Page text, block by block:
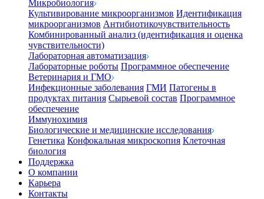
Микробиология
Культивирование микроорганизмов Идентификация
микроорганизмов Антибиотикочувствительность
Комбинированный анализ (идентификация и оценка
чувствительности)
Лабораторная автоматизация
Лабораторные роботы Программное обеспечение
Ветеринария и ГМО
Инфекционные заболевания ГМИ Патогены в
продуктах питания Сырьевой состав Программное
обеспечение
Иммунохимия
Биологические и медицинские исследования
Генетика Конфокальная микроскопия Клеточная
биология
Поддержка
О компании
Карьера
Контакты